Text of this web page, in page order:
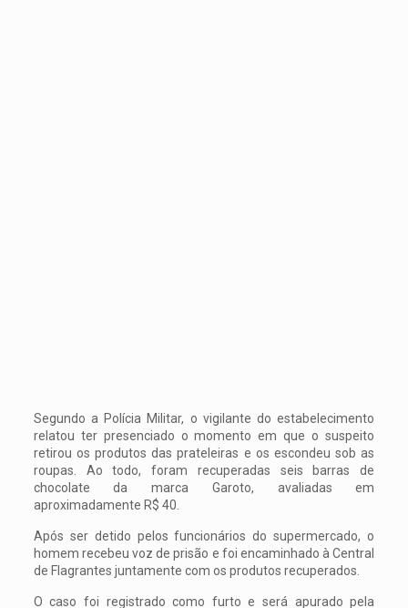
Segundo a Polícia Militar, o vigilante do estabelecimento
relatou ter presenciado o momento em que o suspeito
retirou os produtos das prateleiras e os escondeu sob as
roupas. Ao todo, foram recuperadas seis barras de
chocolate da marca Garoto, avaliadas em
aproximadamente R$ 40.
Após ser detido pelos funcionários do supermercado, o
homem recebeu voz de prisão e foi encaminhado à Central
de Flagrantes juntamente com os produtos recuperados.
O caso foi registrado como furto e será apurado pela